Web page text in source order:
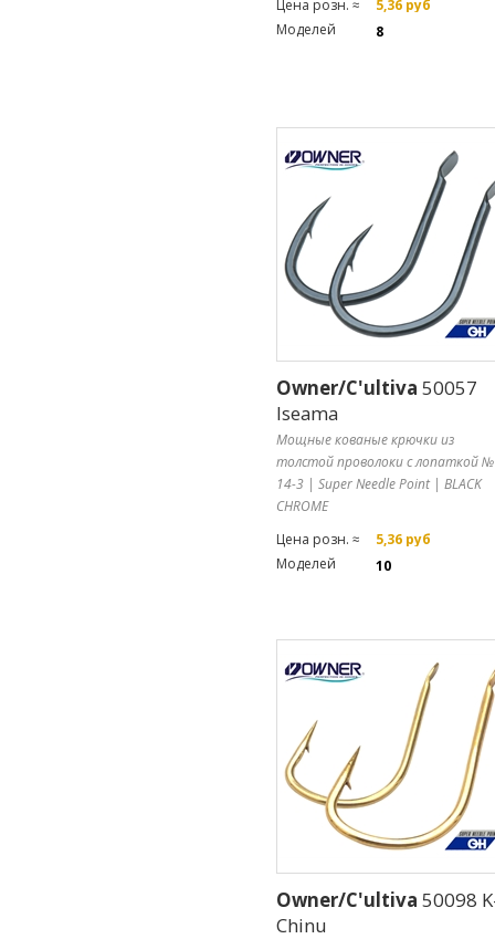
Цена розн. ≈
5,36 руб
Моделей
8
Owner/C'ultiva 50057
Iseama
Мощные кованые крючки из
толстой проволоки с лопаткой №
14-3 | Super Needle Point | BLACK
CHROME
Цена розн. ≈
5,36 руб
Моделей
10
Owner/C'ultiva 50098
Chinu